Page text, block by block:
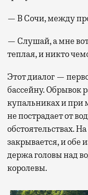
— В Сочи, между
— Слушай, а мне
теплая, и никто
Этот диалог —
бассейну. Обрывок
купальниках и при
не пострадает от
обстоятельствах.
закрывается, и обе
держа головы над
королевы.